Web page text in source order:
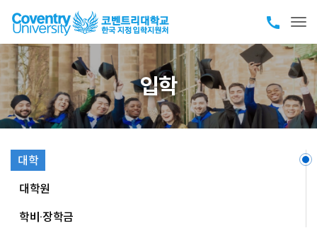
call
입학
대학
대학원
학비·장학금